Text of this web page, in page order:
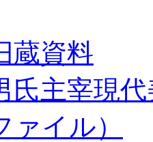
蔵資料
氏主宰現
ァイル）